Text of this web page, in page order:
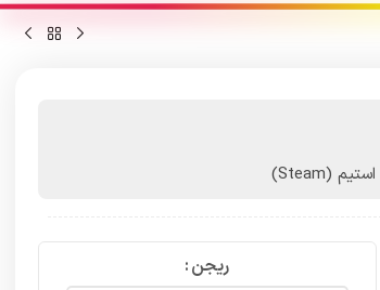
استیم (Steam)
ریجن